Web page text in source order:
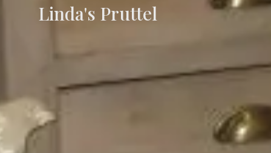
Linda's Pruttel